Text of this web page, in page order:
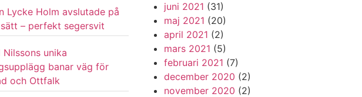
Lycke Holm avslutade på
– perfekt segersvit
Nilssons unika
banar väg för
och Ottfalk
juni 2021 (31)
maj 2021 (20)
april 2021 (2)
mars 2021 (5)
februari 2021 (7)
december 2020 (2)
november 2020 (2)